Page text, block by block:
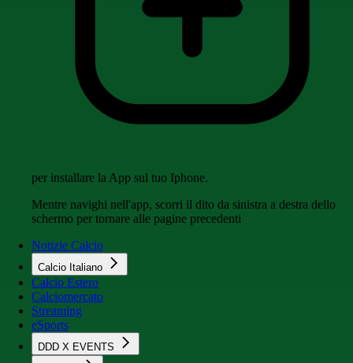
per installare la App sul tuo Iphone.
Mentre navighi nell'app, scorri il dito da sinistra a destra dello
schermo per tornare alle pagine precedenti
Notizie Calcio
Calcio Italiano
Calcio Estero
Calciomercato
Streaming
eSports
DDD X EVENTS